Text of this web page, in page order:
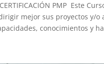
CERTIFICACIÓN PMP Este
mejor sus proyectos y/
conocimientos y